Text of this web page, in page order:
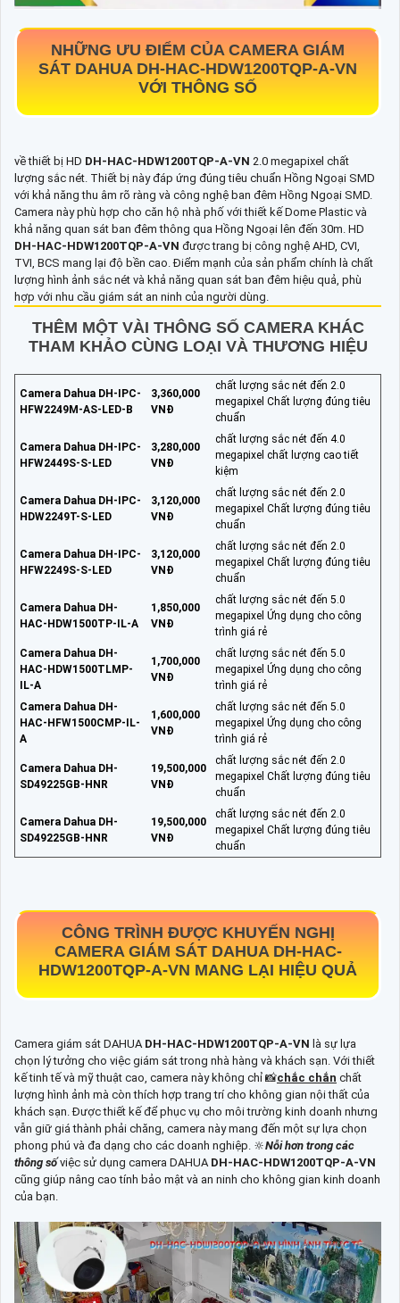
NHỮNG ƯU ĐIỂM CỦA CAMERA GIÁM
SÁT DAHUA DH-HAC-HDW1200TQP-A-VN
VỚI THÔNG SỐ
về thiết bị HD DH-HAC-HDW1200TQP-A-VN 2.0 megapixel chất
lượng sắc nét. Thiết bị này đáp ứng đúng tiêu chuẩn Hồng Ngoại SMD
với khả năng thu âm rõ ràng và công nghệ ban đêm Hồng Ngoại SMD.
Camera này phù hợp cho căn hộ nhà phố với thiết kế Dome Plastic và
khả năng quan sát ban đêm thông qua Hồng Ngoại lên đến 30m. HD
DH-HAC-HDW1200TQP-A-VN được trang bị công nghệ AHD, CVI,
TVI, BCS mang lại độ bền cao. Điểm mạnh của sản phẩm chính là chất
lượng hình ảnh sắc nét và khả năng quan sát ban đêm hiệu quả, phù
hợp với nhu cầu giám sát an ninh của người dùng.
THÊM MỘT VÀI THÔNG SỐ CAMERA KHÁC
THAM KHẢO CÙNG LOẠI VÀ THƯƠNG HIỆU
Camera Dahua DH-IPC-
HFW2249M-AS-LED-B
3,360,000
VNĐ
chất lượng sắc nét đến 2.0
megapixel Chất lượng đúng tiêu
chuẩn
Camera Dahua DH-IPC-
HFW2449S-S-LED
3,280,000
VNĐ
chất lượng sắc nét đến 4.0
megapixel chất lượng cao tiết
kiệm
Camera Dahua DH-IPC-
HDW2249T-S-LED
3,120,000
VNĐ
chất lượng sắc nét đến 2.0
megapixel Chất lượng đúng tiêu
chuẩn
Camera Dahua DH-IPC-
HFW2249S-S-LED
3,120,000
VNĐ
chất lượng sắc nét đến 2.0
megapixel Chất lượng đúng tiêu
chuẩn
Camera Dahua DH-
HAC-HDW1500TP-IL-A
1,850,000
VNĐ
chất lượng sắc nét đến 5.0
megapixel Ứng dụng cho công
trình giá rẻ
Camera Dahua DH-
HAC-HDW1500TLMP-
IL-A
1,700,000
VNĐ
chất lượng sắc nét đến 5.0
megapixel Ứng dụng cho công
trình giá rẻ
Camera Dahua DH-
HAC-HFW1500CMP-IL-
A
1,600,000
VNĐ
chất lượng sắc nét đến 5.0
megapixel Ứng dụng cho công
trình giá rẻ
Camera Dahua DH-
SD49225GB-HNR
19,500,000
VNĐ
chất lượng sắc nét đến 2.0
megapixel Chất lượng đúng tiêu
chuẩn
Camera Dahua DH-
SD49225GB-HNR
19,500,000
VNĐ
chất lượng sắc nét đến 2.0
megapixel Chất lượng đúng tiêu
chuẩn
CÔNG TRÌNH ĐƯỢC KHUYẾN NGHỊ
CAMERA GIÁM SÁT DAHUA DH-HAC-
HDW1200TQP-A-VN MANG LẠI HIỆU QUẢ
Camera giám sát DAHUA DH-HAC-HDW1200TQP-A-VN là sự lựa
chọn lý tưởng cho việc giám sát trong nhà hàng và khách sạn. Với thiết
kế tinh tế và mỹ thuật cao, camera này không chỉ 📸chắc chắn chất
lượng hình ảnh mà còn thích hợp trang trí cho không gian nội thất của
khách sạn. Được thiết kế để phục vụ cho môi trường kinh doanh nhưng
vẫn giữ giá thành phải chăng, camera này mang đến một sự lựa chọn
phong phú và đa dạng cho các doanh nghiệp. 🔆Nỗi hơn trong các
thông sốviệc sử dụng camera DAHUA DH-HAC-HDW1200TQP-A-VN
cũng giúp nâng cao tính bảo mật và an ninh cho không gian kinh doanh
của bạn.